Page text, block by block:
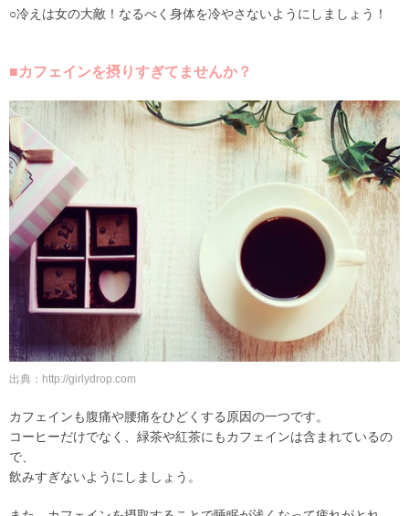
○冷えは女の大敵！なるべく身体を冷やさないようにしましょう！
■カフェインを摂りすぎてませんか？
出典：http://girlydrop.com
カフェインも腹痛や腰痛をひどくする原因の一つです。
コーヒーだけでなく、緑茶や紅茶にもカフェインは含まれているの
で、
飲みすぎないようにしましょう。